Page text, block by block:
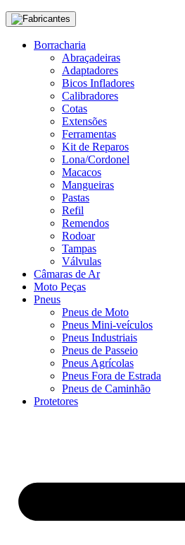
Fabricantes
Borracharia
Abraçadeiras
Adaptadores
Bicos Infladores
Calibradores
Cotas
Extensões
Ferramentas
Kit de Reparos
Lona/Cordonel
Macacos
Mangueiras
Pastas
Refil
Remendos
Rodoar
Tampas
Válvulas
Câmaras de Ar
Moto Peças
Pneus
Pneus de Moto
Pneus Mini-veículos
Pneus Industriais
Pneus de Passeio
Pneus Agrícolas
Pneus Fora de Estrada
Pneus de Caminhão
Protetores